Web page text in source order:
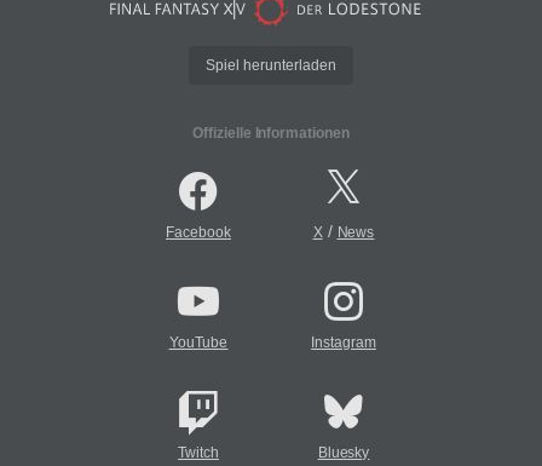
Spiel herunterladen
Offizielle Informationen
Facebook X/ News
YouTube Instagram
Twitch Bluesky